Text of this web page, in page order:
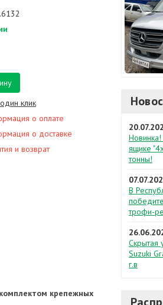
клик
о оплате
о доставке
и возврат
крепежных
ящике
тонны!
В
трофи-
Скрытая
Suzuki
г.в